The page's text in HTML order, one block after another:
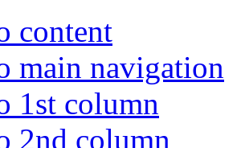
content
main navigation
1st column
2nd column